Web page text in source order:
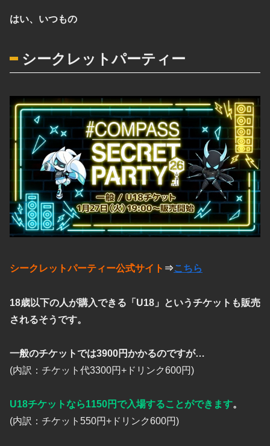
はい、いつもの
シークレットパーティー
シークレットパーティー公式サイト ⇒こちら
18歳以下の人が購入できる「U18」というチケットも販売
されるそうです。
一般のチケットでは3900円かかるのですが…
(内訳：チケット代3300円+ドリンク600円)
U18チケットなら1150円で入場することができます。
(内訳：チケット550円+ドリンク600円)